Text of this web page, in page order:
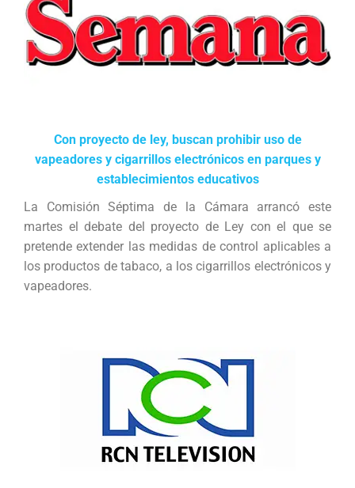
Con proyecto de ley, buscan prohibir uso de
vapeadores y cigarrillos electrónicos en parques y
establecimientos educativos
La Comisión Séptima de la Cámara arrancó este
martes el debate del proyecto de Ley con el que se
pretende extender las medidas de control aplicables a
los productos de tabaco, a los cigarrillos electrónicos y
vapeadores.